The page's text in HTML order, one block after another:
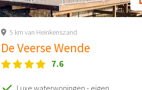
5 km van Heinkenszand
De Veerse Wende
7.6
Luxe waterwoningen - eigen